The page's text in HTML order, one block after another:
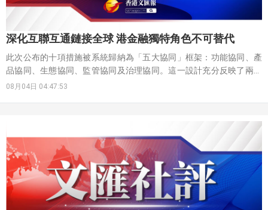
深化互聯互通鏈接全球 港金融獨特角色不可替代
此次公布的十項措施被系統歸納為「五大協同」框架：功能協同、產
品協同、生態協同、監管協同及治理協同。這一設計充分反映了兩地
監管機構的戰略遠見，不是簡單地推出零散措施，而是通過有機聯
08月04日 04:47:53